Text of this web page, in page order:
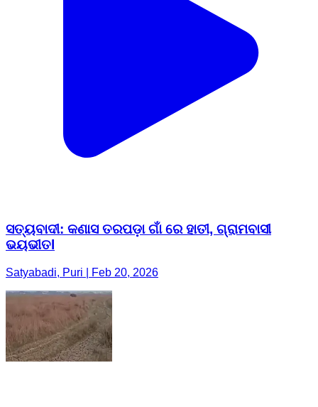
ସତ୍ୟବାଦୀ: କଣାସ ତରପଡ଼ା ଗାଁ ରେ ହାତୀ, ଗ୍ରାମବାସୀ
ଭୟଭୀତl
Satyabadi, Puri | Feb 20, 2026